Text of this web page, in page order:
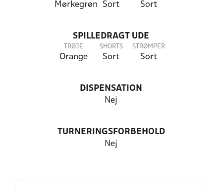
Mørkegrøn Sort Sort
SPILLEDRAGT UDE
TRØJE
Orange
SHORTS
Sort
STRØMPER
Sort
DISPENSATION
Nej
TURNERINGSFORBEHOLD
Nej